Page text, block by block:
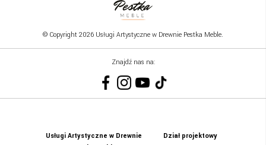
© Copyright 2026 Usługi Artystyczne w Drewnie Pestka Meble.
Znajdź nas na:
Usługi Artystyczne w Drewnie
Dział projektowy